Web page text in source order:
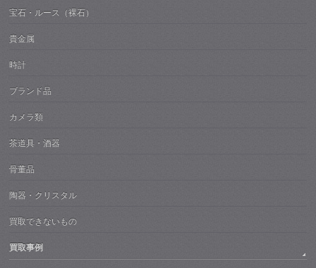
宝石・ルース（裸石）
貴金属
時計
ブランド品
カメラ類
茶道具・酒器
骨董品
陶器・クリスタル
買取できないもの
買取事例